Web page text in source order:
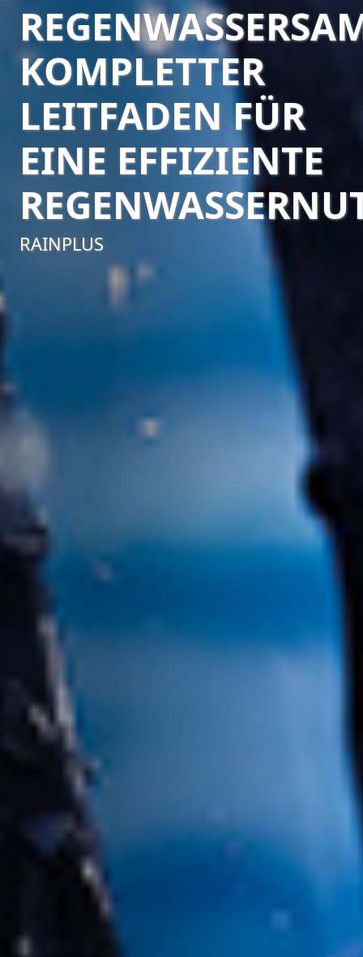
KOMPLETTER
LEITFADEN FÜR
EINE EFFIZIENTE
RAINPLUS